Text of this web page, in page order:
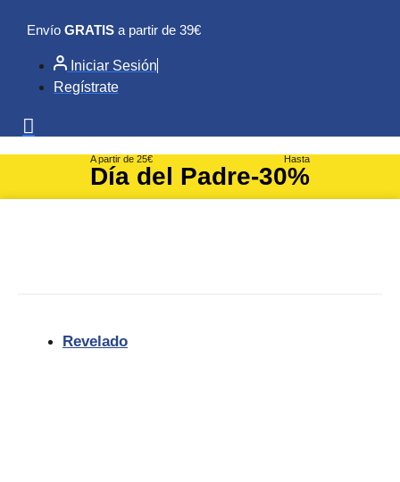
contenido
Envío GRATIS a partir de 39€
Iniciar Sesión
Regístrate
A partir de 25€
Día del Padre
Hasta
-30%
Revelado